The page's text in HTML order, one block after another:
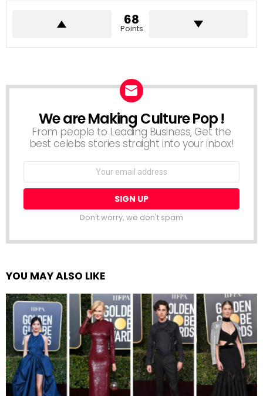
68
Points
NEWSLETTER
We are Making Culture Pop !
From people to Leading Business, Get the
best celebs stories straight into your inbox!
Email
Don't worry, we don't spam
YOU MAY ALSO LIKE